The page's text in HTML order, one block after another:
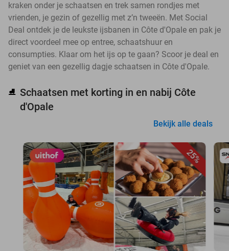
kraken onder je schaatsen en trek samen rondjes met
vrienden, je gezin of gezellig met z’n tweeën. Met Social
Deal ontdek je de leukste ijsbanen in Côte d'Opale en pak je
direct voordeel mee op entree, schaatshuur en
consumpties. Klaar om het ijs op te gaan? Scoor je deal en
geniet van een gezellig dagje schaatsen in Côte d'Opale.
⛸️ Schaatsen met korting in en nabij Côte
d'Opale
Bekijk alle deals
25%